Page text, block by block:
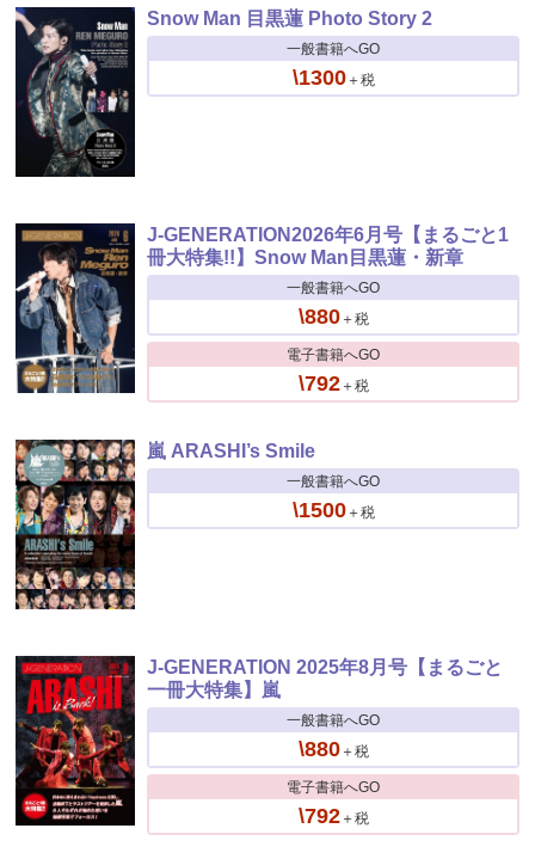
Snow Man 目黒蓮 Photo Story 2
一般書籍へGO
\1300＋税
J-GENERATION2026年6月号【まるごと1
冊大特集!!】Snow Man目黒蓮・新章
一般書籍へGO
\880＋税
電子書籍へGO
\792＋税
嵐 ARASHI’s Smile
一般書籍へGO
\1500＋税
J-GENERATION 2025年8月号【まるごと
一冊大特集】嵐
一般書籍へGO
\880＋税
電子書籍へGO
\792＋税